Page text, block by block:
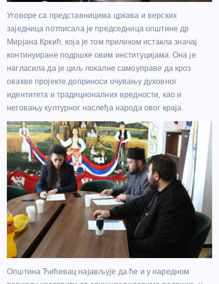
Уговоре са представницима цркава и верских
заједница потписала је председница општине др
Мирјана Кркић, која је том приликом истакла значај
континуиране подршке овим институцијама. Она је
нагласила да је циљ локалне самоуправе да кроз
овакве пројекте доприноси очувању духовног
идентитета и традиционалних вредности, као и
неговању културног наслеђа народа овог краја.
Општина Ћићевац најављује да ће и у наредном